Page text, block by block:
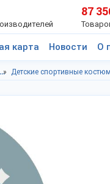
87
карта Новости О
Спортивная детская одежда Детские спортивные